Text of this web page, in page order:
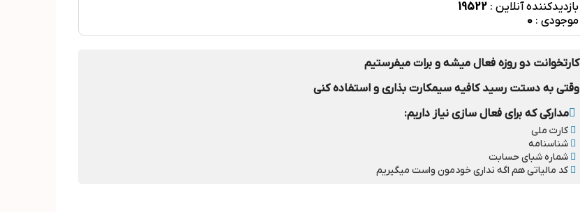
بازدیدکننده آنلاین : 19522
موجودی : 0
کارتخوانت دو روزه فعال میشه و برات میفرستیم
وقتی به دستت رسید کافیه سیمکارت بذاری و استفاده کنی
مدارکی که برای فعال سازی نیاز داریم:
کارت ملی
شناسنامه
شماره شبای حسابت
کد مالیاتی هم اگه نداری خودمون واست میگیریم